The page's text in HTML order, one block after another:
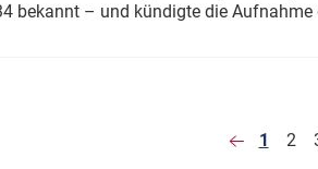
bekannt – und kündigte die
1 2